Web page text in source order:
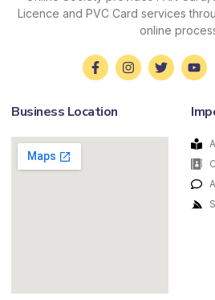
Licence and PVC Card services
online
Business Location